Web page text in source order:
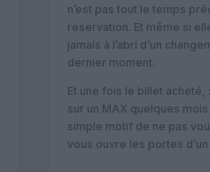
n’est pas tout le temps
reservation. Et même si
jamais à l’abri d’un
dernier moment.
Et une fois le billet
sur un MAX quelques
simple motif de ne pas
vous ouvre les portes